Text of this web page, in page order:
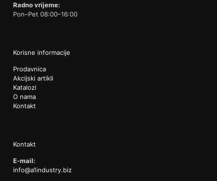
Radno vrijeme:
Pon–Pet 08:00–16:00
Korisne informacije
Prodavnica
Akcijski artikli
Katalozi
O nama
Kontakt
Kontakt
E-mail:
info@a1industry.biz